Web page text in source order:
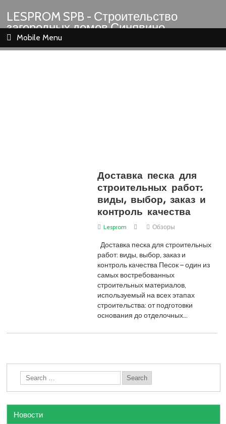
LESPROM SPB - Строительство
загородных домов Синявино
Шлиссельбург Кировск Назия
Mobile Menu
Доставка песка для
строительных работ:
виды, выбор, заказ и
контроль качества
Lesprom Обзоры
Доставка песка для строительных
работ: виды, выбор, заказ и
контроль качества Песок – один из
самых востребованных
строительных материалов,
используемый на всех этапах
строительства: от подготовки
основания до отделочных…
Новости